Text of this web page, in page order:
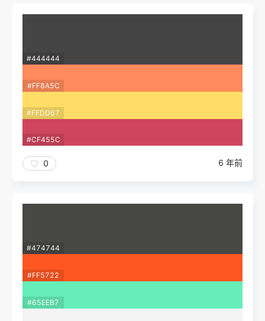
#444444
#FF8A5C
#FFDD67
#CF455C
0 6 年前
#474744
#FF5722
#65EEB7